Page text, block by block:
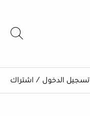
تسجيل الدخول / اشتراك